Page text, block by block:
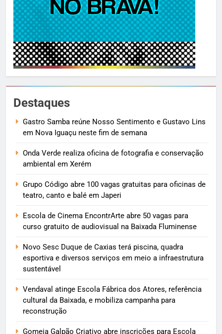
Destaques
Gastro Samba reúne Nosso Sentimento e Gustavo Lins
em Nova Iguaçu neste fim de semana
Onda Verde realiza oficina de fotografia e conservação
ambiental em Xerém
Grupo Código abre 100 vagas gratuitas para oficinas de
teatro, canto e balé em Japeri
Escola de Cinema EncontrArte abre 50 vagas para
curso gratuito de audiovisual na Baixada Fluminense
Novo Sesc Duque de Caxias terá piscina, quadra
esportiva e diversos serviços em meio a infraestrutura
sustentável
Vendaval atinge Escola Fábrica dos Atores, referência
cultural da Baixada, e mobiliza campanha para
reconstrução
Gomeia Galpão Criativo abre inscrições para Escola